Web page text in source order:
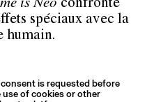
is Neo confronte
spéciaux avec la
humain.
is requested before
of cookies or other